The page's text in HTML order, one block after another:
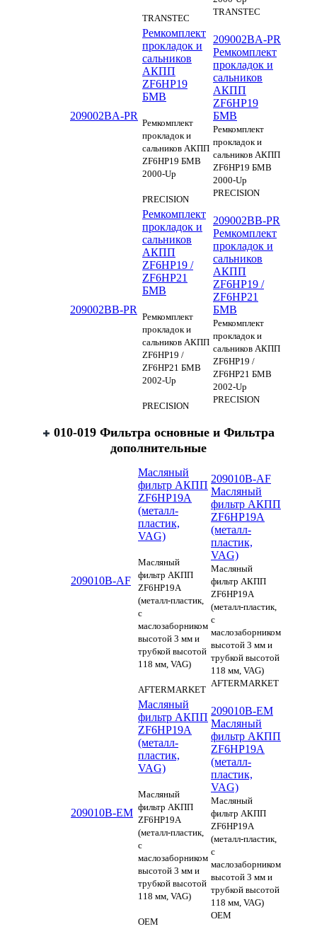
TRANSTEC
TRANSTEC
209002BA-PR
Ремкомплект
прокладок и
сальников
АКПП
ZF6HP19
БМВ
Ремкомплект
прокладок и
сальников АКПП
ZF6HP19 БМВ
2000-Up
PRECISION
209002BA-PR
Ремкомплект
прокладок и
сальников
АКПП
ZF6HP19
БМВ
Ремкомплект
прокладок и
сальников АКПП
ZF6HP19 БМВ
2000-Up
PRECISION
209002BB-PR
Ремкомплект
прокладок и
сальников
АКПП
ZF6HP19 /
ZF6HP21
БМВ
Ремкомплект
прокладок и
сальников АКПП
ZF6HP19 /
ZF6HP21 БМВ
2002-Up
PRECISION
209002BB-PR
Ремкомплект
прокладок и
сальников
АКПП
ZF6HP19 /
ZF6HP21
БМВ
Ремкомплект
прокладок и
сальников АКПП
ZF6HP19 /
ZF6HP21 БМВ
2002-Up
PRECISION
010-019 Фильтра основные и Фильтра
дополнительные
209010B-AF
Масляный
фильтр АКПП
ZF6HP19A
(металл-
пластик,
VAG)
Масляный
фильтр АКПП
ZF6HP19A
(металл-пластик,
с
маслозаборником
высотой 3 мм и
трубкой высотой
118 мм, VAG)
AFTERMARKET
209010B-AF
Масляный
фильтр АКПП
ZF6HP19A
(металл-
пластик,
VAG)
Масляный
фильтр АКПП
ZF6HP19A
(металл-пластик,
с
маслозаборником
высотой 3 мм и
трубкой высотой
118 мм, VAG)
AFTERMARKET
209010B-EM
Масляный
фильтр АКПП
ZF6HP19A
(металл-
пластик,
VAG)
Масляный
фильтр АКПП
ZF6HP19A
(металл-пластик,
с
маслозаборником
высотой 3 мм и
трубкой высотой
118 мм, VAG)
OEM
209010B-EM
Масляный
фильтр АКПП
ZF6HP19A
(металл-
пластик,
VAG)
Масляный
фильтр АКПП
ZF6HP19A
(металл-пластик,
с
маслозаборником
высотой 3 мм и
трубкой высотой
118 мм, VAG)
OEM